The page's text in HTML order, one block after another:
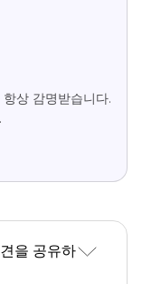
상 감명받습니다.
을 공유하